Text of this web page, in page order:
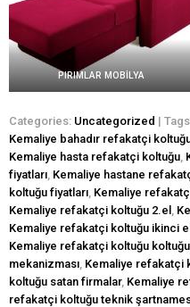
PIRIMLAR MOBİLYA
Categories: Uncategorized |
Kemaliye bahadır refakatçi
Kemaliye hasta refakatçi koltuğu
fiyatları Kemaliye hastane
koltuğu fiyatları Kemaliye
Kemaliye refakatçi koltuğu 2.el
Kemaliye refakatçi koltuğu ikinci el
Kemaliye refakatçi koltuğu koltuğu
mekanizması Kemaliye refakatçi
koltuğu satan firmalar, Kemaliye
refakatçi koltuğu teknik